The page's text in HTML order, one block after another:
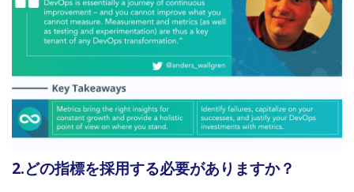
2.どの指標を採用する必要がありますか？